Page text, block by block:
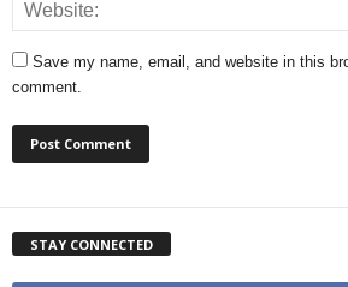
Save my name, email, and website in this
comment.
STAY CONNECTED